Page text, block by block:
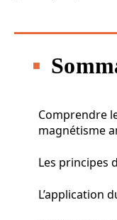
Comprendre
magnétisme
Les principes
L’application